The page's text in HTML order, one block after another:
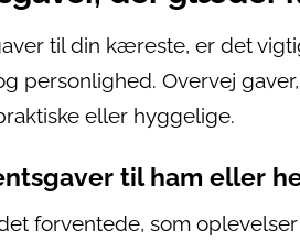
til din kæreste, er det
personlighed. Overvej
eller hyggelige.
til ham eller
forventede, som